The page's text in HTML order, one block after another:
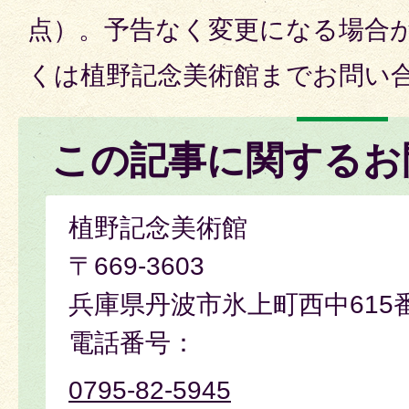
点）。予告なく変更になる場合
くは植野記念美術館までお問い
この記事に関する
植野記念美術館
〒669-3603
兵庫県丹波市氷上町西中615
電話番号：
0795-82-5945